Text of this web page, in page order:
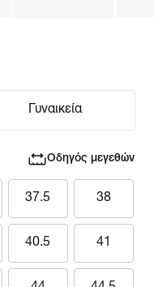
Γυναικεία
Οδηγός μεγεθών
37.5 38
40.5 41